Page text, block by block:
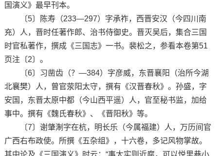
国演义》最早刊本。
〔5〕陈寿（233—297）字承祚，西晋安汉（今四川南
充）人，晋时任著作郎、治书侍御史。晋灭吴后，集合三国
时官私著作，撰成《三国志》一书。裴松之，参看本卷第51
页注〔2〕。
〔6〕习凿齿（？—384）字彦威，东晋襄阳（治所今湖
北襄樊）人，曾官荥阳太守，撰有《汉晋春秋》。孙盛，字
安国，东晋太原中都（今山西平遥）人，官至秘书监，加给
事中。撰有《魏氏春秋》、《晋阳秋》等。
〔7〕谢肇淛字在杭，明长乐（今属福建）人，万历间官
广西右布政使。所撰《五杂组》，十六卷，多记风物掌故。
其中论及《三国演义》时云：“事太实则近腐，可以悦里巷小